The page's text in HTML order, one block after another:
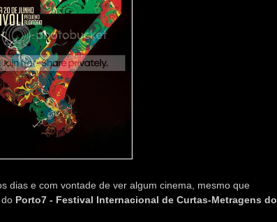
dias e com vontade de ver algum cinema, mesmo que
Porto7 - Festival Internacional de Curtas-Metragens do